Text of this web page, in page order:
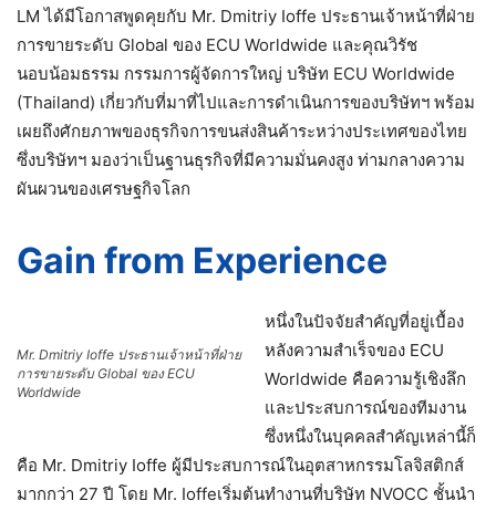
LM ได้มีโอกาสพูดคุยกับ Mr. Dmitriy Ioffe ประธานเจ้าหน้าที่ฝ่าย
การขายระดับ Global ของ ECU Worldwide และคุณวิรัช
นอบน้อมธรรม กรรมการผู้จัดการใหญ่ บริษัท ECU Worldwide
(Thailand) เกี่ยวกับที่มาที่ไปและการดำเนินการของบริษัทฯ พร้อม
เผยถึงศักยภาพของธุรกิจการขนส่งสินค้าระหว่างประเทศของไทย
ซึ่งบริษัทฯ มองว่าเป็นฐานธุรกิจที่มีความมั่นคงสูง ท่ามกลางความ
ผันผวนของเศรษฐกิจโลก
Gain from Experience
Mr. Dmitriy Ioffe ประธานเจ้าหน้าที่ฝ่าย
การขายระดับ Global ของ ECU
Worldwide
หนึ่งในปัจจัยสำคัญที่อยู่เบื้อง
หลังความสำเร็จของ ECU
Worldwide คือความรู้เชิงลึก
และประสบการณ์ของทีมงาน
ซึ่งหนึ่งในบุคคลสำคัญเหล่านี้ก็
คือ Mr. Dmitriy Ioffe ผู้มีประสบการณ์ในอุตสาหกรรมโลจิสติกส์
มากกว่า 27 ปี โดย Mr. Ioffeเริ่มต้นทำงานที่บริษัท NVOCC ชั้นนำ